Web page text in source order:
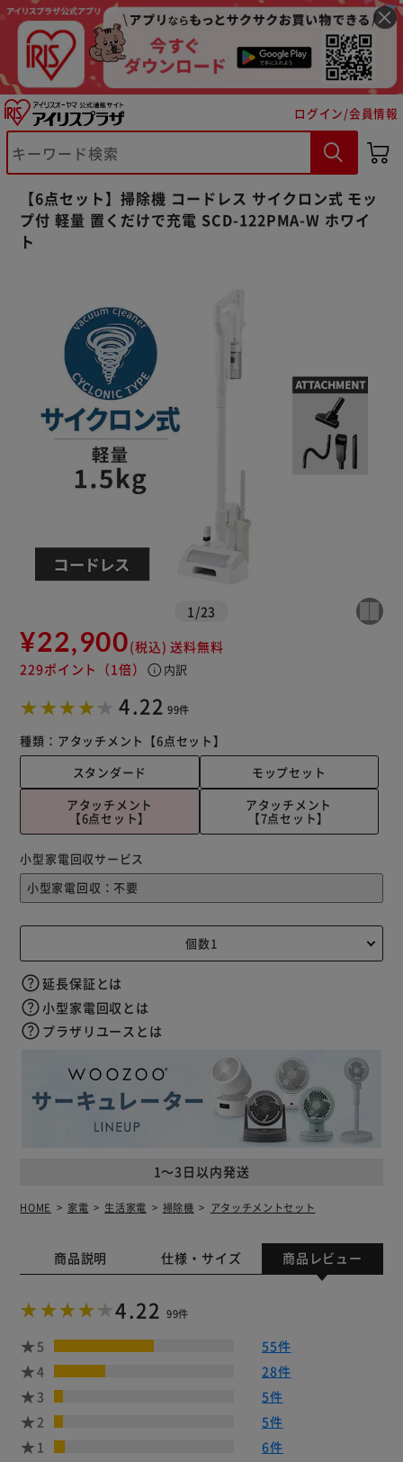
ログイン/会員情報
【6点セット】掃除機 コードレス サイクロン式 モッ
プ付 軽量 置くだけで充電 SCD-122PMA-W ホワイ
ト
1 /23
¥22,900(税込) 送料無料
229ポイント （1倍） info 内訳
4.22 99件
種類： アタッチメント 【6点セット】
スタンダード
モップセット
アタッチメント
【6点セット】
アタッチメント
【7点セット】
1～3日以内発送
小型家電回収サービス
延長保証とは
小型家電回収とは
プラザリユースとは
HOME 家電 生活家電 掃除機 アタッチメントセット
商品説明 仕様・サイズ 商品レビュー
4.22 99件
5
55件
4
28件
3
5件
2
5件
1
6件
※ご確認ください